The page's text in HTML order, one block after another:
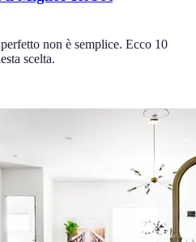
non è semplice. Ecco 10
scelta.